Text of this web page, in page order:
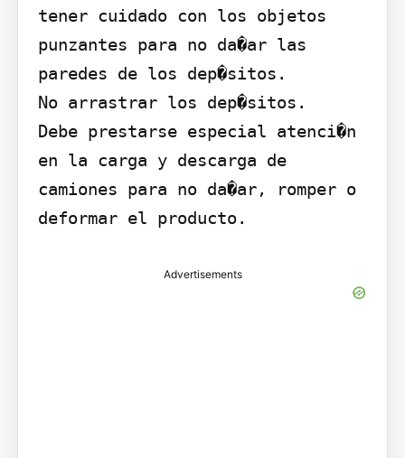
tener cuidado con los objetos
punzantes para no da�ar las
paredes de los dep�sitos.
No arrastrar los dep�sitos.
Debe prestarse especial atenci�n
en la carga y descarga de
camiones para no da�ar, romper o
deformar el producto.
Advertisements